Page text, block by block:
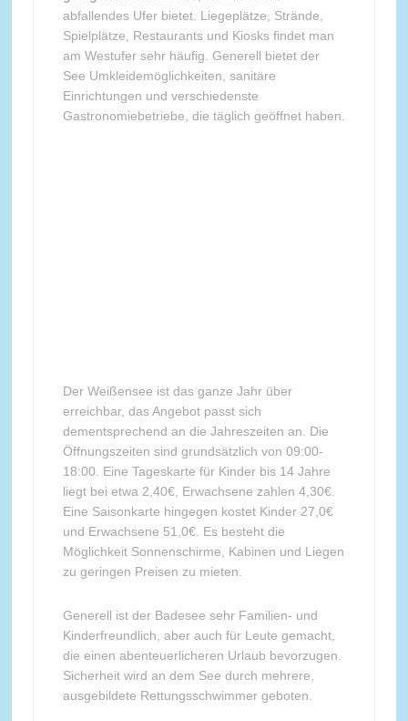
abfallendes Ufer bietet. Liegeplätze, Strände,
Spielplätze, Restaurants und Kiosks findet man
am Westufer sehr häufig. Generell bietet der
See Umkleidemöglichkeiten, sanitäre
Einrichtungen und verschiedenste
Gastronomiebetriebe, die täglich geöffnet haben.
Der Weißensee ist das ganze Jahr über
erreichbar, das Angebot passt sich
dementsprechend an die Jahreszeiten an. Die
Öffnungszeiten sind grundsätzlich von 09:00-
18:00. Eine Tageskarte für Kinder bis 14 Jahre
liegt bei etwa 2,40€, Erwachsene zahlen 4,30€.
Eine Saisonkarte hingegen kostet Kinder 27,0€
und Erwachsene 51,0€. Es besteht die
Möglichkeit Sonnenschirme, Kabinen und Liegen
zu geringen Preisen zu mieten.
Generell ist der Badesee sehr Familien- und
Kinderfreundlich, aber auch für Leute gemacht,
die einen abenteuerlicheren Urlaub bevorzugen.
Sicherheit wird an dem See durch mehrere,
ausgebildete Rettungsschwimmer geboten.